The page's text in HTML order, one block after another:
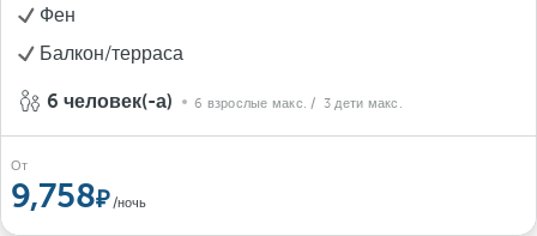
Фен
Балкон/терраса
6 человек(-а) 6 взрослые макс. / 3 дети макс.
От
9,758 /ночь